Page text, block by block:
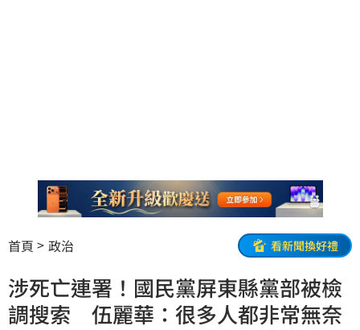
首頁 政治 看新聞換好禮
涉死亡連署！國民黨屏東縣黨部被檢
調搜索 伍麗華：很多人都非常無奈